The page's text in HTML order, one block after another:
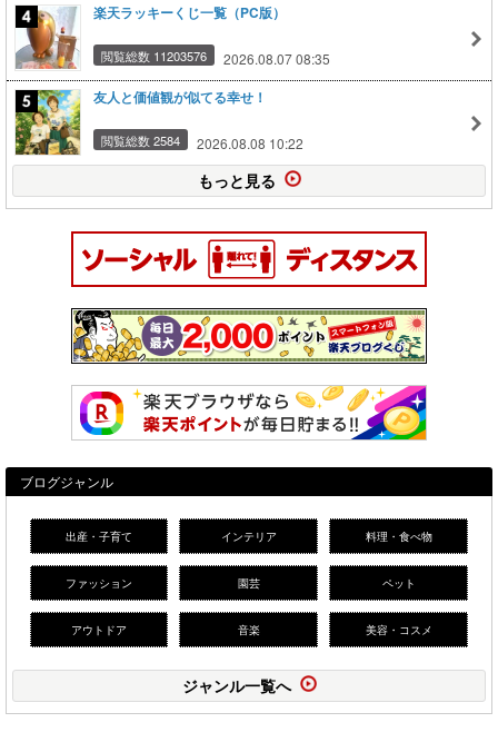
楽天ラッキーくじ一覧（PC版）
閲覧総数 11203576 2026.08.07 08:35
友人と価値観が似てる幸せ！
閲覧総数 2584 2026.08.08 10:22
もっと見る
ブログジャンル
出産・子育て インテリア 料理・食べ物
ファッション 園芸 ペット
アウトドア 音楽 美容・コスメ
ジャンル一覧へ